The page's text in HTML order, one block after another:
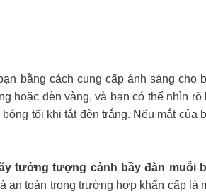
bằng cách cung cấp ánh sáng cho
hoặc đèn vàng, và bạn có thể nhìn rõ
tối khi tắt đèn trắng. Nếu mắt của
tưởng tượng cảnh bầy đàn muỗi
an toàn trong trường hợp khẩn cấp là